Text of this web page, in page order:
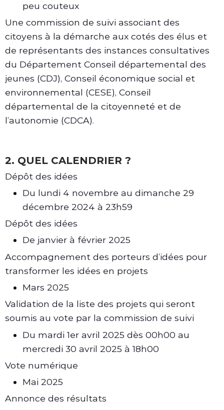
peu couteux
Une commission de suivi associant des
citoyens à la démarche aux cotés des élus et
de représentants des instances consultatives
du Département Conseil départemental des
jeunes (CDJ), Conseil économique social et
environnemental (CESE), Conseil
départemental de la citoyenneté et de
l’autonomie (CDCA).
2. QUEL CALENDRIER ?
Dépôt des idées
Du lundi 4 novembre au dimanche 29
décembre 2024 à 23h59
Dépôt des idées
De janvier à février 2025
Accompagnement des porteurs d’idées pour
transformer les idées en projets
Mars 2025
Validation de la liste des projets qui seront
soumis au vote par la commission de suivi
Du mardi 1er avril 2025 dès 00h00 au
mercredi 30 avril 2025 à 18h00
Vote numérique
Mai 2025
Annonce des résultats